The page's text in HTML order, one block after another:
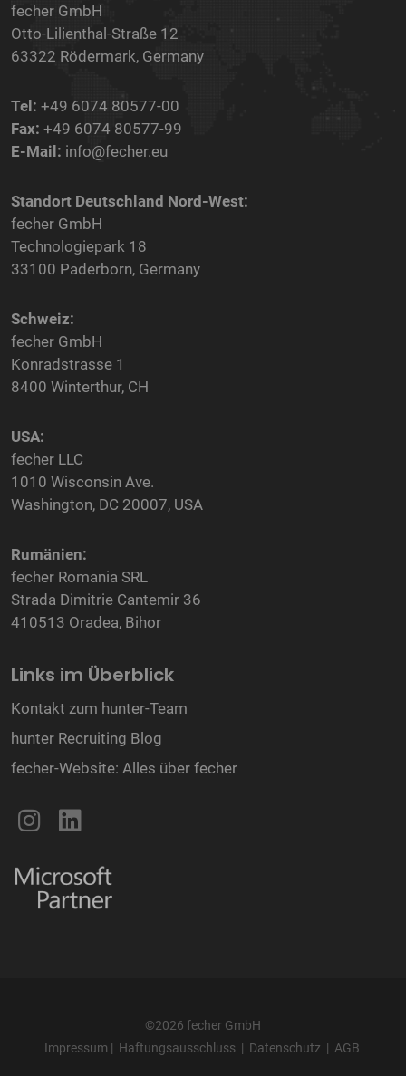
fecher GmbH
Otto-Lilienthal-Straße 12
63322 Rödermark, Germany
Tel: +49 6074 80577-00
Fax: +49 6074 80577-99
E-Mail: info@fecher.eu
Standort Deutschland Nord-West:
fecher GmbH
Technologiepark 18
33100 Paderborn, Germany
Schweiz:
fecher GmbH
Konradstrasse 1
8400 Winterthur, CH
USA:
fecher LLC
1010 Wisconsin Ave.
Washington, DC 20007, USA
Rumänien:
fecher Romania SRL
Strada Dimitrie Cantemir 36
410513 Oradea, Bihor
Links im Überblick
Kontakt zum hunter-Team
hunter Recruiting Blog
fecher-Website: Alles über fecher
©2026 fecher GmbH
Impressum | Haftungsausschluss | Datenschutz | AGB